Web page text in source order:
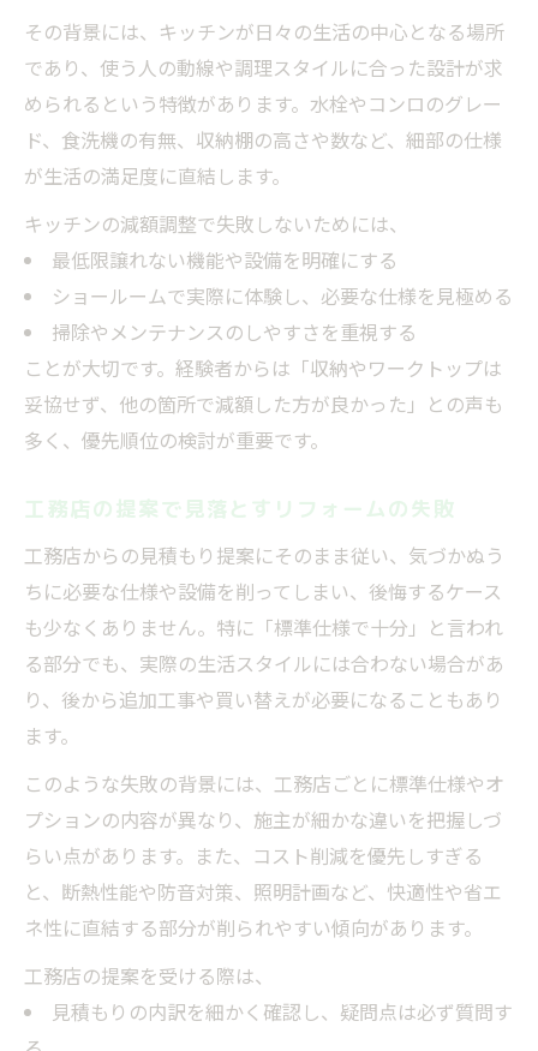
間取りや収納で失敗しないための削減基準
リフォームの削れるところと失敗の見極め
術
断熱性や耐震性をケチった失敗の実例
長期的に後悔しやすい失敗ポイントを解説
その背景には、キッチンが日々の生活の中心となる場所
であり、使う人の動線や調理スタイルに合った設計が求
められるという特徴があります。水栓やコンロのグレー
ド、食洗機の有無、収納棚の高さや数など、細部の仕様
が生活の満足度に直結します。
キッチンの減額調整で失敗しないためには、
最低限譲れない機能や設備を明確にする
ショールームで実際に体験し、必要な仕様を見極める
掃除やメンテナンスのしやすさを重視する
ことが大切です。経験者からは「収納やワークトップは
妥協せず、他の箇所で減額した方が良かった」との声も
多く、優先順位の検討が重要です。
工務店の提案で見落とすリフォームの失敗
工務店からの見積もり提案にそのまま従い、気づかぬう
ちに必要な仕様や設備を削ってしまい、後悔するケース
も少なくありません。特に「標準仕様で十分」と言われ
る部分でも、実際の生活スタイルには合わない場合があ
り、後から追加工事や買い替えが必要になることもあり
ます。
このような失敗の背景には、工務店ごとに標準仕様やオ
プションの内容が異なり、施主が細かな違いを把握しづ
らい点があります。また、コスト削減を優先しすぎる
と、断熱性能や防音対策、照明計画など、快適性や省エ
ネ性に直結する部分が削られやすい傾向があります。
工務店の提案を受ける際は、
見積もりの内訳を細かく確認し、疑問点は必ず質問す